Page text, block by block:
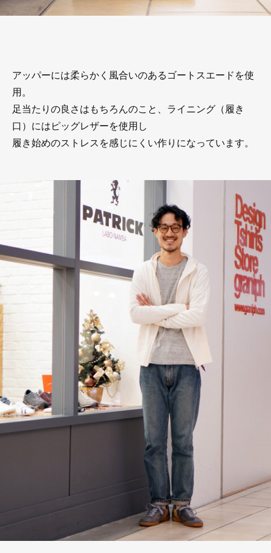
アッパーには柔らかく風合いのあるゴートスエードを使
用。
足当たりの良さはもちろんのこと、ライニング（履き
口）にはピッグレザーを使用し
履き始めのストレスを感じにくい作りになっています。